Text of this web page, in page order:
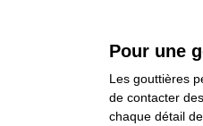
Pour une
Les gouttières
de contacter
chaque détail